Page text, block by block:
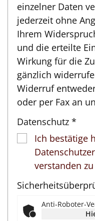
einzelner Daten
jederzeit ohne
Ihrem
und die erteilte
Wirkung für die
gänzlich
Widerruf
oder per Fax an
Datenschutz *
Ich bestätige
verstanden
Anti-Roboter-